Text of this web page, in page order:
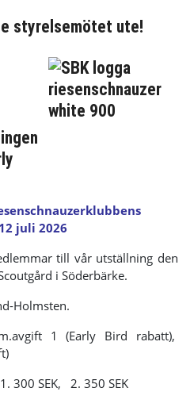
styrelsemötet ute!
juli 2026
till vår utställning den
i Söderbärke.
Holmsten.
1 (Early Bird rabatt),
1. 300 SEK,
2. 350 SEK